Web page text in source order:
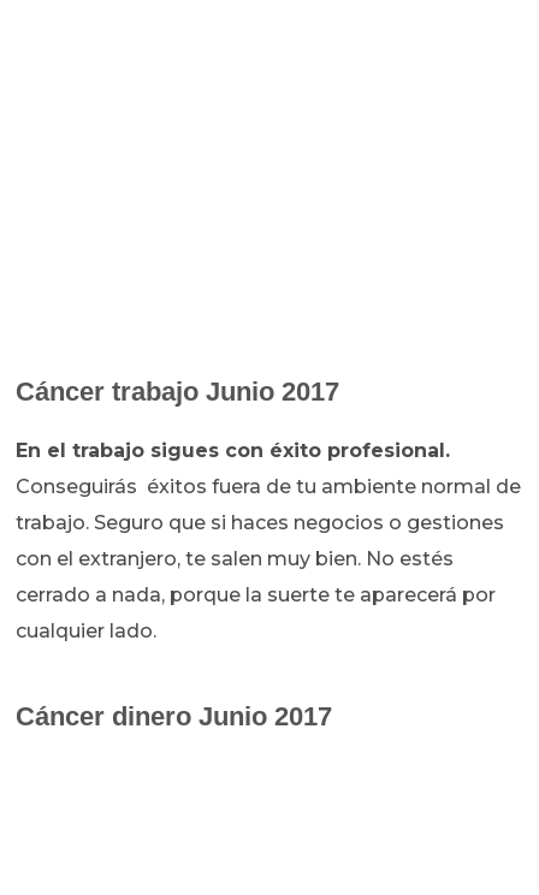
Cáncer trabajo Junio 2017
En el trabajo sigues con éxito profesional.
Conseguirás éxitos fuera de tu ambiente normal de
trabajo. Seguro que si haces negocios o gestiones
con el extranjero, te salen muy bien. No estés
cerrado a nada, porque la suerte te aparecerá por
cualquier lado.
Cáncer dinero Junio 2017